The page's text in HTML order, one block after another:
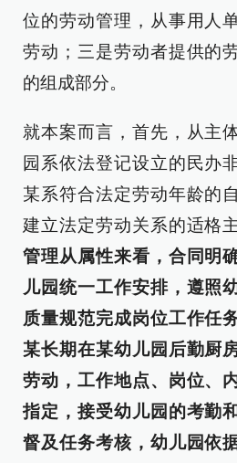
位的劳动管理，从事用人
劳动；三是劳动者提供的
的组成部分。
就本案而言，首先，从主
园系依法登记设立的民办
某系符合法定劳动年龄的
建立法定劳动关系的适格
管理从属性来看，合同明
儿园统一工作安排，遵照
质量规范完成岗位工作任
某长期在某幼儿园后勤厨
劳动，工作地点、岗位、
指定，接受幼儿园的考勤
督及任务考核，幼儿园依